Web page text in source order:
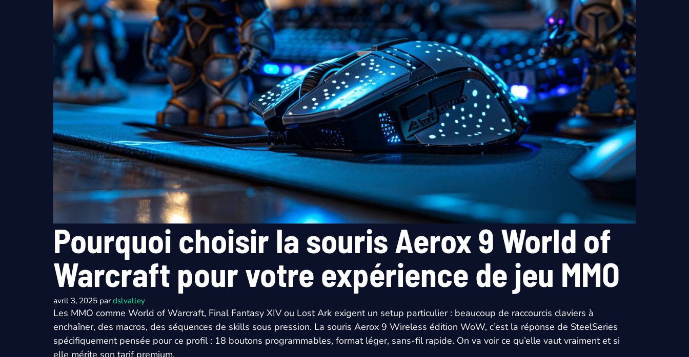
Pourquoi choisir la souris Aerox 9 World of
Warcraft pour votre expérience de jeu MMO
avril 3, 2025 pardslvalley
Les MMO comme World of Warcraft, Final Fantasy XIV ou Lost Ark exigent un setup particulier : beaucoup de raccourcis claviers à
enchaîner, des macros, des séquences de skills sous pression. La souris Aerox 9 Wireless édition WoW, c’est la réponse de SteelSeries
spécifiquement pensée pour ce profil : 18 boutons programmables, format léger, sans-fil rapide. On va voir ce qu’elle vaut vraiment et si
elle mérite son tarif premium.